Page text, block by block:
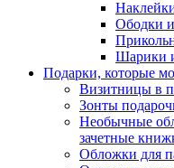
Ободки
Шарики
Подарки, которые
Визитницы в
Зонты
Необычные
зачетные
Обложки для